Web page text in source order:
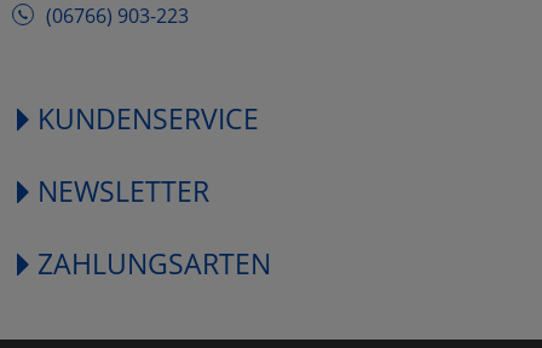
(06766) 903-223
KUNDENSERVICE
NEWSLETTER
ZAHLUNGSARTEN